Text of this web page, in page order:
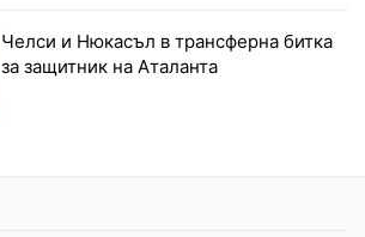
Челси и Нюкасъл в трансферна битка
за защитник на Аталанта